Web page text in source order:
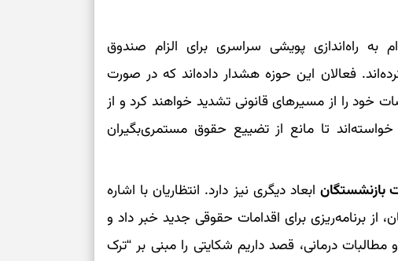
به راه‌اندازی پویشی سراسری برای الزام صندوق
فعالان این حوزه هشدار داده‌اند که در صورت
خود را از مسیرهای قانونی تشدید خواهند کرد و از
تا مانع از تضییع حقوق مستمری‌بگیران
بازنشستگان ابعاد دیگری نیز دارد. انتظاریان با اشاره
از برنامه‌ریزی برای اقدامات حقوقی جدید خبر داد و
درمانی، قصد داریم شکایتی را مبنی بر “ترک